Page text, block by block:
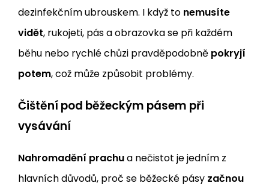
dezinfekčním ubrouskem. I když to nemusíte
vidět, rukojeti, pás a obrazovka se při každém
běhu nebo rychlé chůzi pravděpodobně pokryjí
potem, což může způsobit problémy.
Čištění pod běžeckým pásem při
vysávání
Nahromadění prachua nečistot je jedním z
hlavních důvodů, proč se běžecké pásy začnou